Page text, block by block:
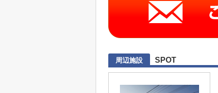
周辺施設 SPOT